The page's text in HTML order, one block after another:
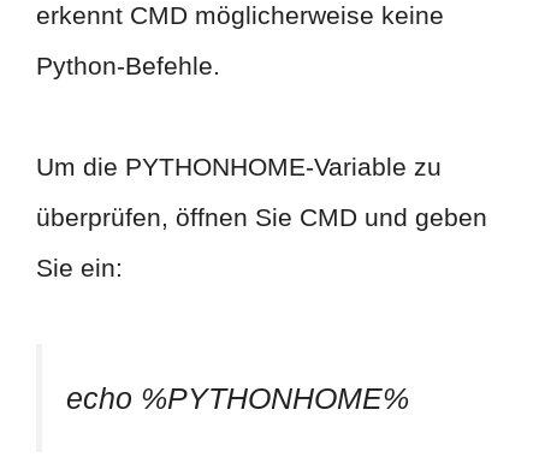
erkennt CMD möglicherweise keine
Python-Befehle.
Um die PYTHONHOME-Variable zu
überprüfen, öffnen Sie CMD und geben
Sie ein:
echo %PYTHONHOME%